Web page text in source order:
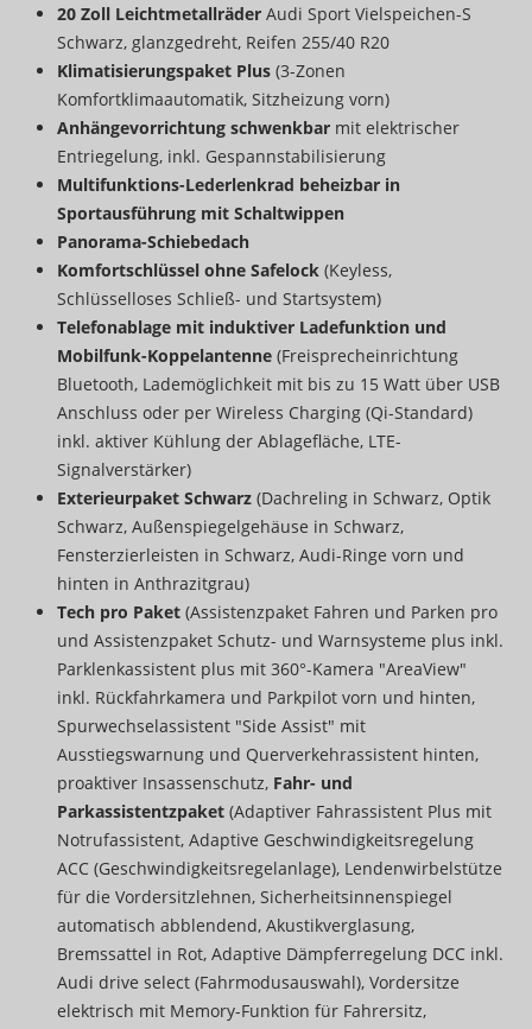
20 Zoll Leichtmetallräder Audi Sport Vielspeichen-S
Schwarz, glanzgedreht, Reifen 255/40 R20
Klimatisierungspaket Plus (3-Zonen
Komfortklimaautomatik, Sitzheizung vorn)
Anhängevorrichtung schwenkbar mit elektrischer
Entriegelung, inkl. Gespannstabilisierung
Multifunktions-Lederlenkrad beheizbar in
Sportausführung mit Schaltwippen
Panorama-Schiebedach
Komfortschlüssel ohne Safelock (Keyless,
Schlüsselloses Schließ- und Startsystem)
Telefonablage mit induktiver Ladefunktion und
Mobilfunk-Koppelantenne (Freisprecheinrichtung
Bluetooth, Lademöglichkeit mit bis zu 15 Watt über USB
Anschluss oder per Wireless Charging (Qi-Standard)
inkl. aktiver Kühlung der Ablagefläche, LTE-
Signalverstärker)
Exterieurpaket Schwarz (Dachreling in Schwarz, Optik
Schwarz, Außenspiegelgehäuse in Schwarz,
Fensterzierleisten in Schwarz, Audi-Ringe vorn und
hinten in Anthrazitgrau)
Tech pro Paket (Assistenzpaket Fahren und Parken pro
und Assistenzpaket Schutz- und Warnsysteme plus inkl.
Parklenkassistent plus mit 360°-Kamera "AreaView"
inkl. Rückfahrkamera und Parkpilot vorn und hinten,
Spurwechselassistent "Side Assist" mit
Ausstiegswarnung und Querverkehrassistent hinten,
proaktiver Insassenschutz, Fahr- und
Parkassistentzpaket (Adaptiver Fahrassistent Plus mit
Notrufassistent, Adaptive Geschwindigkeitsregelung
ACC (Geschwindigkeitsregelanlage), Lendenwirbelstütze
für die Vordersitzlehnen, Sicherheitsinnenspiegel
automatisch abblendend, Akustikverglasung,
Bremssattel in Rot, Adaptive Dämpferregelung DCC inkl.
Audi drive select (Fahrmodusauswahl), Vordersitze
elektrisch mit Memory-Funktion für Fahrersitz,